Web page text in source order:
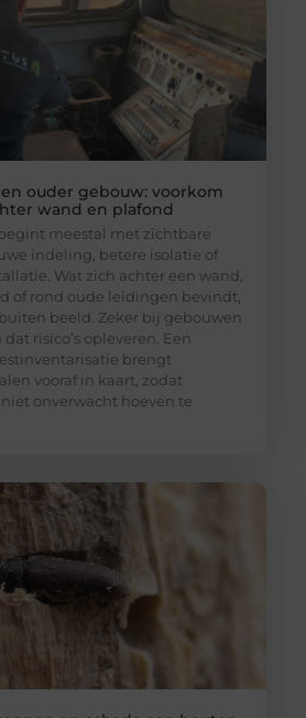
ouder gebouw: voorkom
wand en plafond
meestal met zichtbare
indeling, betere isolatie of
Wat zich achter een wand,
of rond oude leidingen bevindt,
beeld. Zeker bij gebouwen
risico’s opleveren. Een
brengt
vooraf in kaart, zodat
onverwacht hoeven te